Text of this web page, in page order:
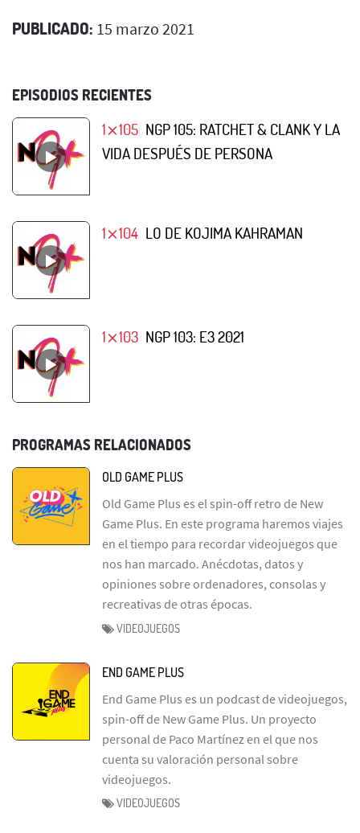
PUBLICADO: 15 marzo 2021
EPISODIOS RECIENTES
1⨯105 NGP 105: RATCHET & CLANK Y LA
VIDA DESPUÉS DE PERSONA
1⨯104 LO DE KOJIMA KAHRAMAN
1⨯103 NGP 103: E3 2021
PROGRAMAS RELACIONADOS
OLD GAME PLUS
Old Game Plus es el spin-off retro de New
Game Plus. En este programa haremos viajes
en el tiempo para recordar videojuegos que
nos han marcado. Anécdotas, datos y
opiniones sobre ordenadores, consolas y
recreativas de otras épocas.
VIDEOJUEGOS
END GAME PLUS
End Game Plus es un podcast de videojuegos,
spin-off de New Game Plus. Un proyecto
personal de Paco Martínez en el que nos
cuenta su valoración personal sobre
videojuegos.
VIDEOJUEGOS